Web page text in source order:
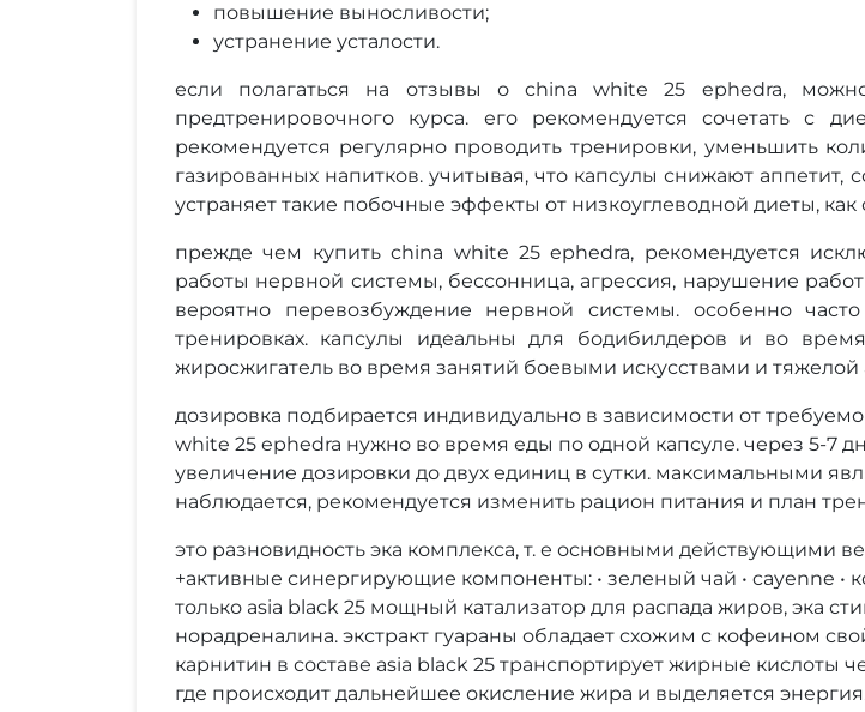
повышение выносливости;
устранение усталости.
если полагаться на отзывы о china white 25 ephedra,
предтренировочного курса. его рекомендуется сочетать с
рекомендуется регулярно проводить тренировки, уменьшить
газированных напитков. учитывая, что капсулы снижают аппетит,
устраняет такие побочные эффекты от низкоуглеводной диеты,
прежде чем купить china white 25 ephedra, рекомендуется
работы нервной системы, бессонница, агрессия, нарушение
вероятно перевозбуждение нервной системы. особенно
тренировках. капсулы идеальны для бодибилдеров и во
жиросжигатель во время занятий боевыми искусствами и тяжелой
дозировка подбирается индивидуально в зависимости от
white 25 ephedra нужно во время еды по одной капсуле. через 5-7
увеличение дозировки до двух единиц в сутки. максимальными
наблюдается, рекомендуется изменить рацион питания и план
это разновидность эка комплекса, т. е основными действующими
+активные синергирующие компоненты: • зеленый чай • cayenne •
только аsia black 25 мощный катализатор для распада жиров, эка
норадреналина. экстракт гуараны обладает схожим с кофеином
карнитин в составе asia black 25 транспортирует жирные кислоты
где происходит дальнейшее окисление жира и выделяется